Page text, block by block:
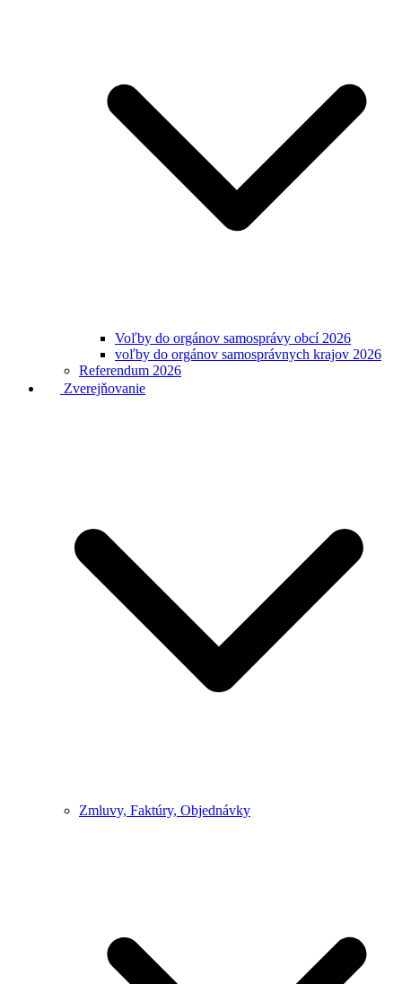
Voľby do orgánov samosprávy obcí 2026
voľby do orgánov samosprávnych krajov 2026
Referendum 2026
Zverejňovanie
Zmluvy, Faktúry, Objednávky